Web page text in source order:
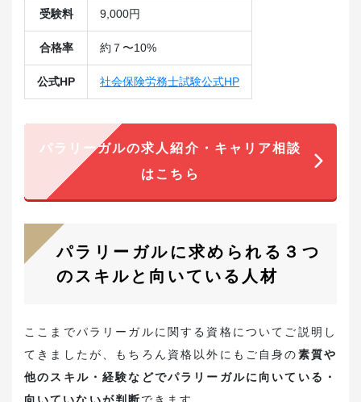
受験料 9,000円
合格率 約７〜10%
公式HP 社会保険労務士試験公式HP
パラリーガルの求人紹介・キャリア相談
はこちら
パラリーガルに求められる３つ
のスキルと向いている人材
ここまでパラリーガルに関する資格についてご説明し
てきましたが、もちろん資格以外にもご自身の素質や
他のスキル・経験などでパラリーガルに向いている・